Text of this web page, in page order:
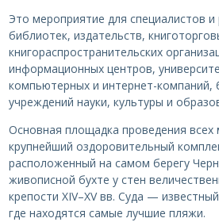
Это мероприятие для специалистов и
библиотек, издательств,
книгораспространительских
информационных центров,
компьютерных и интернет-компаний,
учреждений науки, культуры и
Основная площадка проведения
крупнейший оздоровительный
расположенный на самом берегу
живописной бухте у стен
крепости XIV–XV вв. Суда —
где находятся самые лучшие пляжи.